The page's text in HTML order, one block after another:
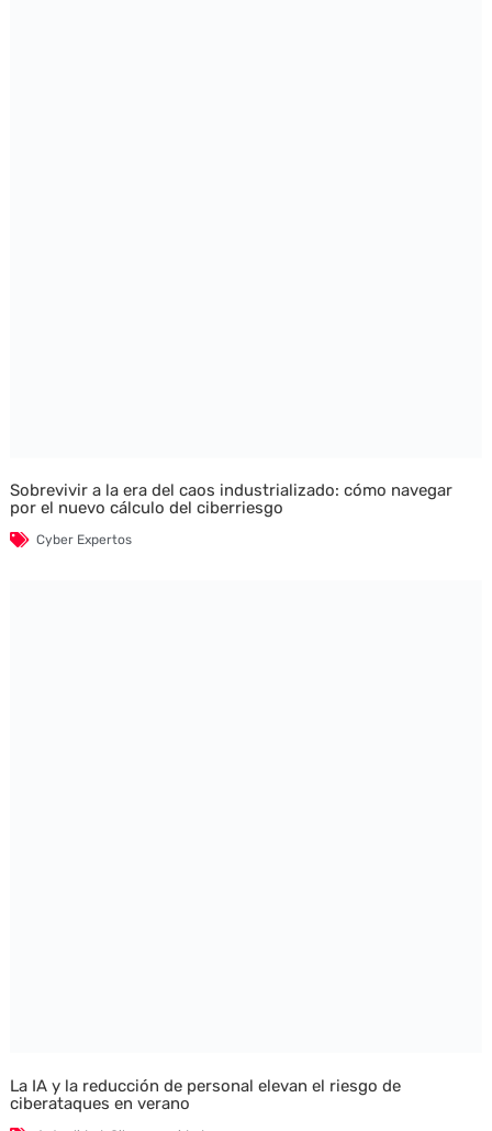
Sobrevivir a la era del caos industrializado: cómo navegar
por el nuevo cálculo del ciberriesgo
Cyber Expertos
La IA y la reducción de personal elevan el riesgo de
ciberataques en verano